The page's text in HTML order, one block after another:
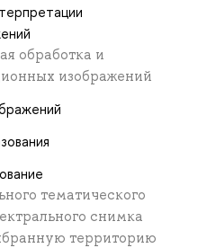
обработка и
изображений
тематического
снимка
территорию